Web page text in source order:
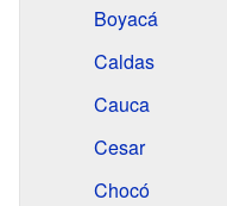
Boyacá
Caldas
Cauca
Cesar
Chocó